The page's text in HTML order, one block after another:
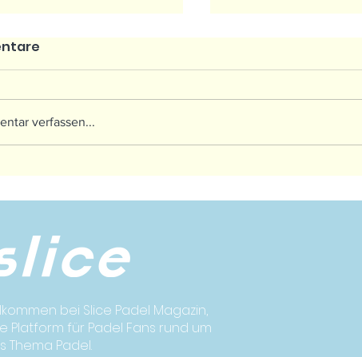
boomt
Deutschland
verfassen...
bei Slice Padel Magazin,
Platform für Padel Fans rund um
Thema Padel.